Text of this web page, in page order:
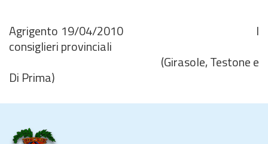
Agrigento 19/04/2010 I
consiglieri provinciali
(Girasole, Testone e
Di Prima)